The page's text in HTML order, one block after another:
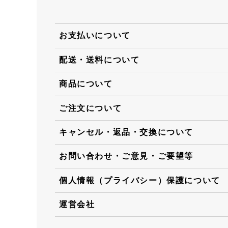
お支払いについて
配送・送料について
商品について
ご注文について
キャンセル・返品・交換について
お問い合わせ・ご意見・ご要望等
個人情報（プライバシー）保護について
運営会社